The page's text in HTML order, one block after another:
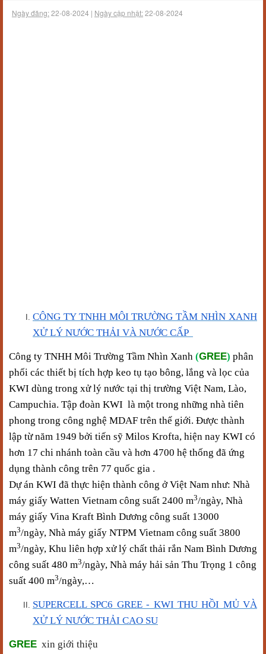
Ngày đăng:22-08-2024 | Ngày cập nhật:22-08-2024
CÔNG TY TNHH MÔI TRƯỜNG TẦM NHÌN XANH
XỬ LÝ NƯỚC THẢI VÀ NƯỚC CẤP
Công ty TNHH Môi Trường Tầm Nhìn Xanh (GREE) phân
phối các thiết bị tích hợp keo tụ tạo bông, lắng và lọc của
KWI dùng trong xử lý nước tại thị trường Việt Nam, Lào,
Campuchia. Tập đoàn KWI là một trong những nhà tiên
phong trong công nghệ MDAF trên thế giới. Được thành
lập từ năm 1949 bởi tiến sỹ Milos Krofta, hiện nay KWI có
hơn 17 chi nhánh toàn cầu và hơn 4700 hệ thống đã ứng
dụng thành công trên 77 quốc gia .
Dự án KWI đã thực hiện thành công ở Việt Nam như: Nhà
máy giấy Watten Vietnam công suất 2400 m3/ngày, Nhà
máy giấy Vina Kraft Bình Dương công suất 13000
m3/ngày, Nhà máy giấy NTPM Vietnam công suất 3800
m3/ngày, Khu liên hợp xử lý chất thải rắn Nam Bình Dương
công suất 480 m3/ngày, Nhà máy hải sản Thu Trọng 1 công
suất 400 m3/ngày,…
SUPERCELL SPC6 GREE - KWI THU HỒI MỦ VÀ
XỬ LÝ NƯỚC THẢI CAO SU
GREE xin giới thiệu